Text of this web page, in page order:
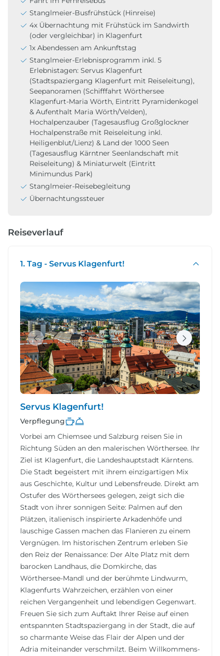
Stanglmeier-Busfrühstück (Hinreise)
4x Übernachtung mit Frühstück im Sandwirth
(oder vergleichbar) in Klagenfurt
1x Abendessen am Ankunftstag
Stanglmeier-Erlebnisprogramm inkl. 5
Erlebnistagen: Servus Klagenfurt
(Stadtspaziergang Klagenfurt mit Reiseleitung),
Seepanoramen (Schifffahrt Wörthersee
Klagenfurt-Maria Wörth, Eintritt Pyramidenkogel
& Aufenthalt Maria Wörth/Velden),
Hochalpenzauber (Tagesausflug Großglockner
Hochalpenstraße mit Reiseleitung inkl.
Heiligenblut/Lienz) & Land der 1000 Seen
(Tagesausflug Kärntner Seenlandschaft mit
Reiseleitung) & Miniaturwelt (Eintritt
Minimundus Park)
Stanglmeier-Reisebegleitung
Übernachtungssteuer
Reiseverlauf
1. Tag - Servus Klagenfurt!
Servus Klagenfurt!
Verpflegung
Vorbei am Chiemsee und Salzburg reisen Sie in
Richtung Süden an den malerischen Wörthersee. Ihr
Ziel ist Klagenfurt, die Landeshauptstadt Kärntens.
Die Stadt begeistert mit ihrem einzigartigen Mix
aus Geschichte, Kultur und Lebensfreude. Direkt am
Ostufer des Wörthersees gelegen, zeigt sich die
Stadt von ihrer sonnigen Seite: Palmen auf den
Plätzen, italienisch inspirierte Arkadenhöfe und
lauschige Gassen machen das Flanieren zu einem
Vergnügen. Im historischen Zentrum erleben Sie
den Reiz der Renaissance: Der Alte Platz mit dem
barocken Landhaus, die Domkirche, das
Wörthersee-Mandl und der berühmte Lindwurm,
Klagenfurts Wahrzeichen, erzählen von einer
reichen Vergangenheit und lebendigen Gegenwart.
Freuen Sie sich zum Auftakt Ihrer Reise auf einen
entspannten Stadtspaziergang in der Stadt, die auf
so charmante Weise das Flair der Alpen und der
Adria miteinander verschmilzt. Beim Willkommens-